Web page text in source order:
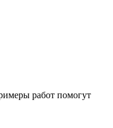
работ помогут